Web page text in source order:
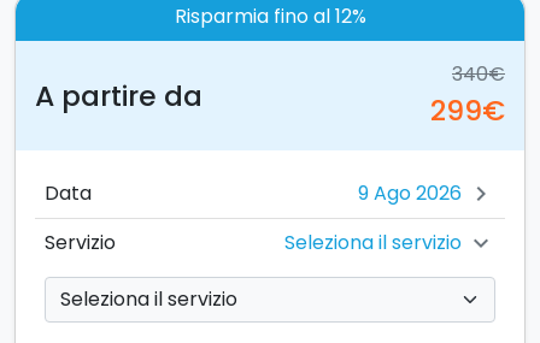
Risparmia fino al 12%
A partire da
340€
299€
Data chevron_right
Servizio Seleziona il servizio chevron_right